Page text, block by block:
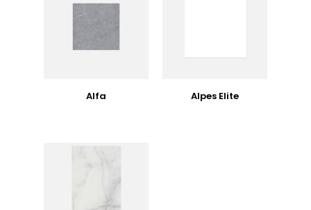
Alfa Alpes Elite